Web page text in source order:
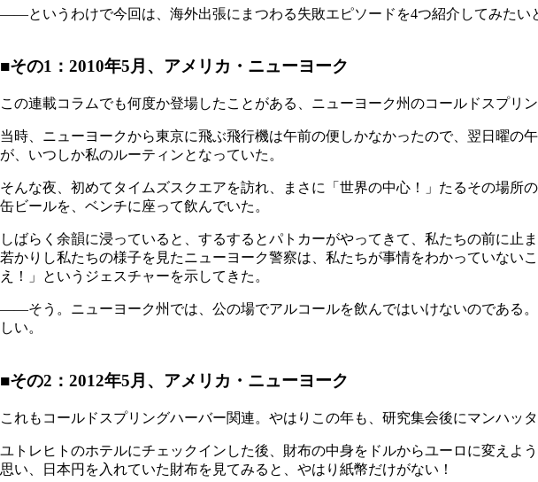
――というわけで今回は、海外出張にまつわる失敗エピソードを4つ紹介してみたい
■その1：2010年5月、アメリカ・ニューヨーク
この連載コラムでも何度か登場したことがある、ニューヨーク州のコールドスプリ
当時、ニューヨークから東京に飛ぶ飛行機は午前の便しかなかったので、翌日曜
が、いつしか私のルーティンとなっていた。
そんな夜、初めてタイムズスクエアを訪れ、まさに「世界の中心！」たるその場
缶ビールを、ベンチに座って飲んでいた。
しばらく余韻に浸っていると、するするとパトカーがやってきて、私たちの前に
若かりし私たちの様子を見たニューヨーク警察は、私たちが事情をわかっていない
え！」というジェスチャーを示してきた。
――そう。ニューヨーク州では、公の場でアルコールを飲んではいけないのである
しい。
■その2：2012年5月、アメリカ・ニューヨーク
これもコールドスプリングハーバー関連。やはりこの年も、研究集会後にマンハッ
ユトレヒトのホテルにチェックインした後、財布の中身をドルからユーロに変えよ
思い、日本円を入れていた財布を見てみると、やはり紙幣だけがない！